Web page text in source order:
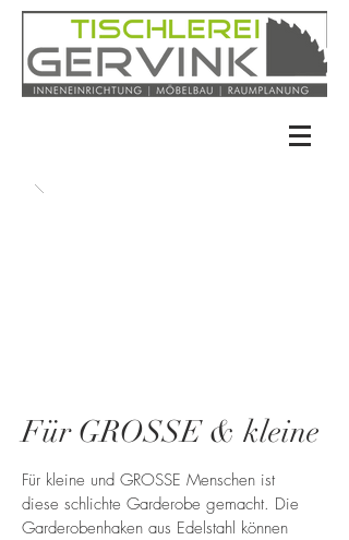
Für GROSSE & kleine
Für kleine und GROSSE Menschen ist
diese schlichte Garderobe gemacht. Die
Garderobenhaken aus Edelstahl können